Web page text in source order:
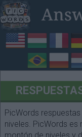
PicWords
niveles. PicWords es